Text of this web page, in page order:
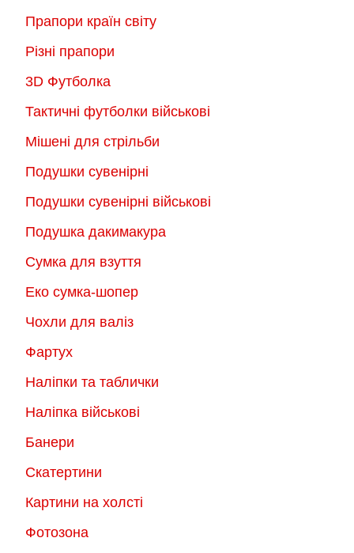
Прапори країн світу
Різні прапори
3D Футболка
Тактичні футболки військові
Мішені для стрільби
Подушки сувенірні
Подушки сувенірні військові
Подушка дакимакура
Сумка для взуття
Еко сумка-шопер
Чохли для валіз
Фартух
Наліпки та таблички
Наліпка військові
Банери
Скатертини
Картини на холсті
Фотозона